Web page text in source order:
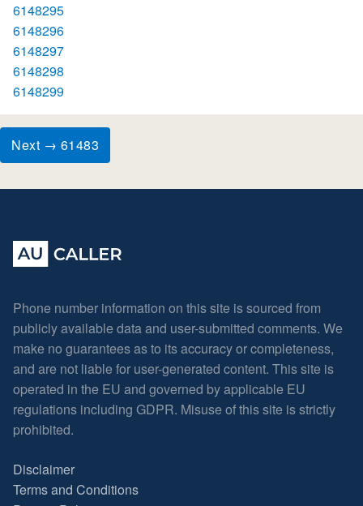
6148295
6148296
6148297
6148298
6148299
Next → 61483
Phone number information on this site is sourced from
publicly available data and user-submitted comments. We
make no guarantees as to its accuracy or completeness,
and are not liable for user-generated content. This site is
operated in the EU and governed by applicable EU
regulations including GDPR. Misuse of this site is strictly
prohibited.
Disclaimer
Terms and Conditions